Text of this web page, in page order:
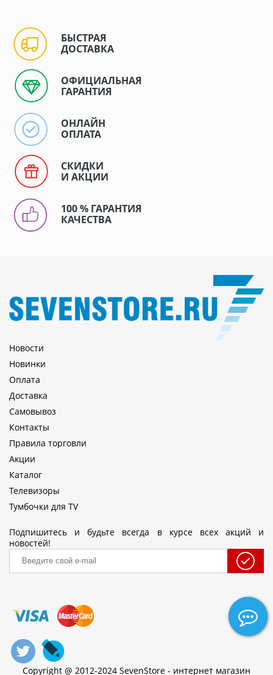
БЫСТРАЯ
ДОСТАВКА
ОФИЦИАЛЬНАЯ
ГАРАНТИЯ
ОНЛАЙН
ОПЛАТА
СКИДКИ
И АКЦИИ
100 % ГАРАНТИЯ
КАЧЕСТВА
Новости
Новинки
Оплата
Доставка
Самовывоз
Контакты
Правила торговли
Акции
Каталог
Телевизоры
Тумбочки для TV
Подпишитесь и будьте всегда в курсе всех акций и
новостей!
Copyright @ 2012-2024 SevenStore - интернет магазин